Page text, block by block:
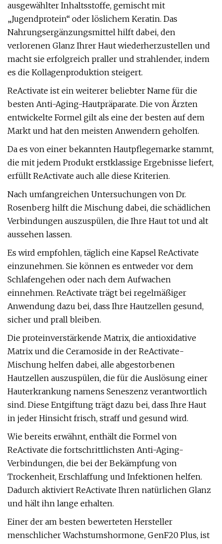
ausgewählter Inhaltsstoffe, gemischt mit
„Jugendprotein“ oder löslichem Keratin. Das
Nahrungsergänzungsmittel hilft dabei, den
verlorenen Glanz Ihrer Haut wiederherzustellen und
macht sie erfolgreich praller und strahlender, indem
es die Kollagenproduktion steigert.
ReActivate ist ein weiterer beliebter Name für die
besten Anti-Aging-Hautpräparate. Die von Ärzten
entwickelte Formel gilt als eine der besten auf dem
Markt und hat den meisten Anwendern geholfen.
Da es von einer bekannten Hautpflegemarke stammt,
die mit jedem Produkt erstklassige Ergebnisse liefert,
erfüllt ReActivate auch alle diese Kriterien.
Nach umfangreichen Untersuchungen von Dr.
Rosenberg hilft die Mischung dabei, die schädlichen
Verbindungen auszuspülen, die Ihre Haut tot und alt
aussehen lassen.
Es wird empfohlen, täglich eine Kapsel ReActivate
einzunehmen. Sie können es entweder vor dem
Schlafengehen oder nach dem Aufwachen
einnehmen. ReActivate trägt bei regelmäßiger
Anwendung dazu bei, dass Ihre Hautzellen gesund,
sicher und prall bleiben.
Die proteinverstärkende Matrix, die antioxidative
Matrix und die Ceramoside in der ReActivate-
Mischung helfen dabei, alle abgestorbenen
Hautzellen auszuspülen, die für die Auslösung einer
Hauterkrankung namens Seneszenz verantwortlich
sind. Diese Entgiftung trägt dazu bei, dass Ihre Haut
in jeder Hinsicht frisch, straff und gesund wird.
Wie bereits erwähnt, enthält die Formel von
ReActivate die fortschrittlichsten Anti-Aging-
Verbindungen, die bei der Bekämpfung von
Trockenheit, Erschlaffung und Infektionen helfen.
Dadurch aktiviert ReActivate Ihren natürlichen Glanz
und hält ihn lange erhalten.
Einer der am besten bewerteten Hersteller
menschlicher Wachstumshormone, GenF20 Plus, ist